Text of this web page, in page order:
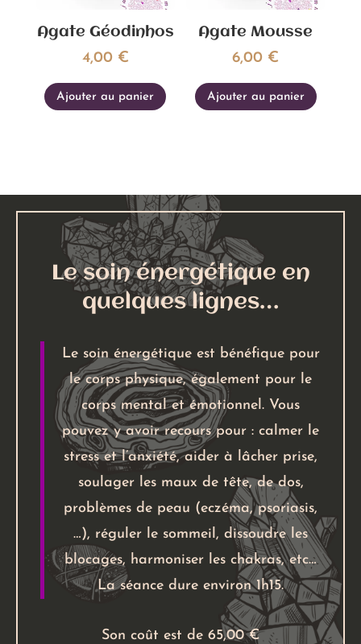
Agate Géodinhos
4,00 €
Ajouter au panier
Agate Mousse
6,00 €
Ajouter au panier
Le soin énergétique en
quelques lignes…
Le soin énergétique est bénéfique pour
le corps physique, également pour le
corps mental et émotionnel. Vous
pouvez y avoir recours pour : calmer le
stress et l’anxiété, aider à lâcher prise,
soulager les maux de tête, de dos,
problèmes de peau (eczéma, psoriasis,
…), réguler le sommeil, dissoudre les
blocages, harmoniser les chakras, etc…
La séance dure environ 1h15.
Son coût est de 65,00 €